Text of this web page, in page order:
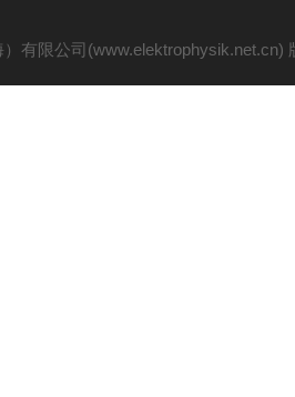
）有限公司